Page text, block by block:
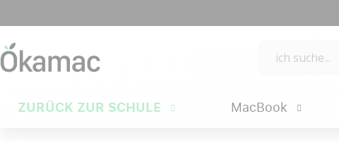
ZURÜCK ZUR SCHULE MacBook